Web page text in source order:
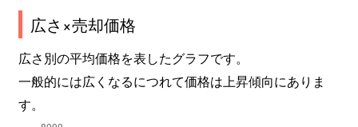
広さ×売却価格
広さ別の平均価格を表したグラフです。
一般的には広くなるにつれて価格は上昇傾向にありま
す。